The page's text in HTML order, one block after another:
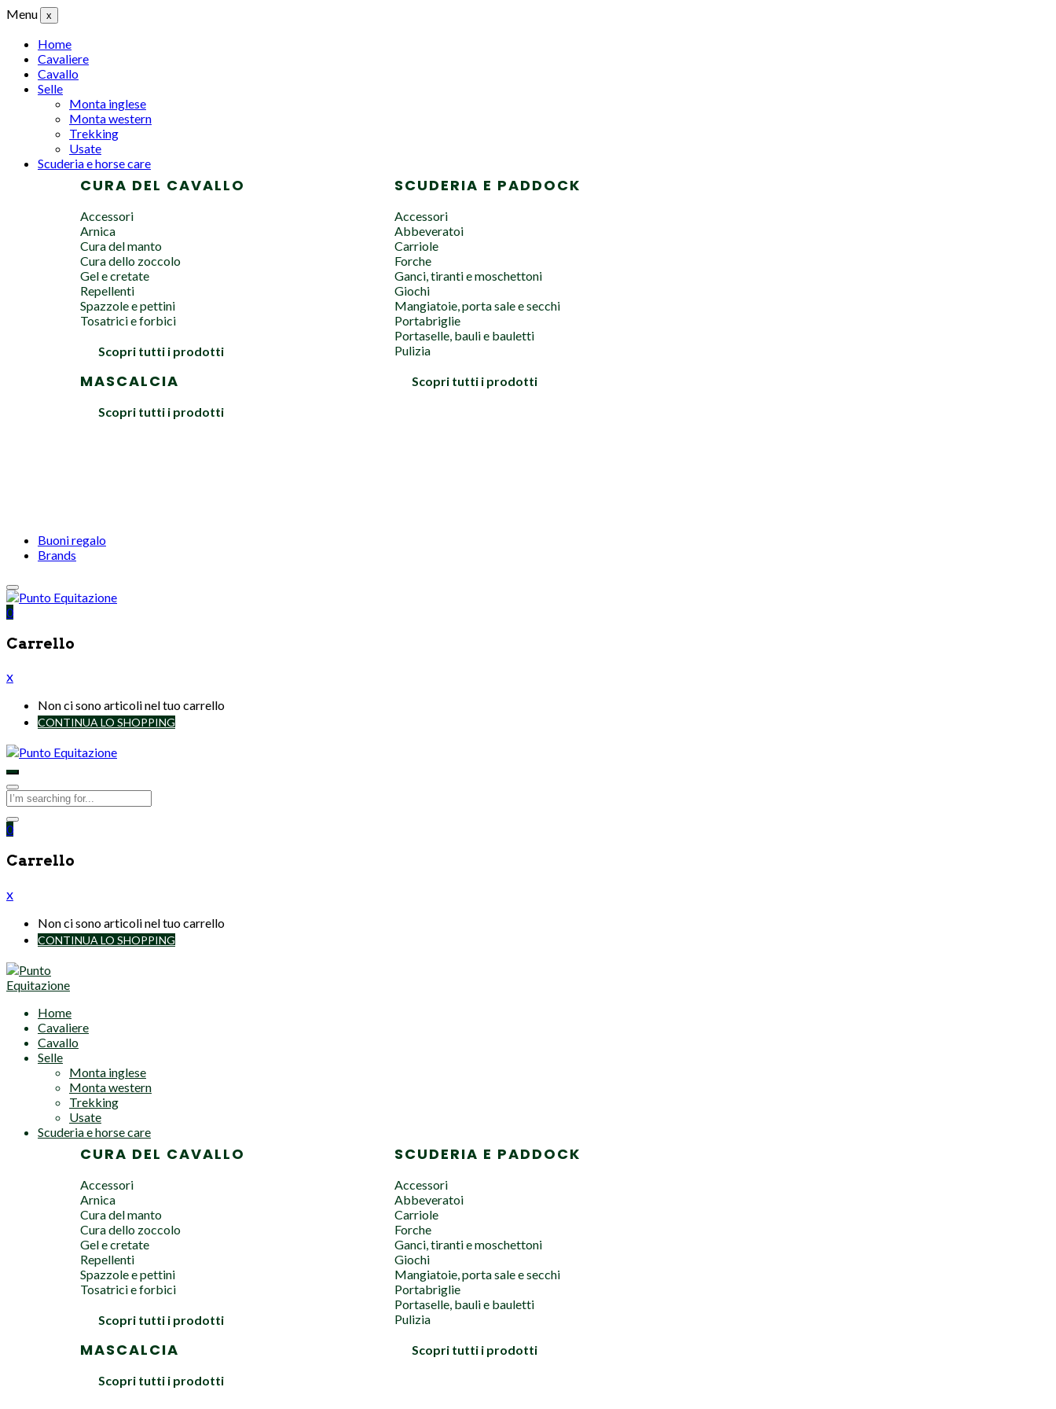
Menu x
Home
Cavaliere
Cavallo
Selle
Monta inglese
Monta western
Trekking
Usate
Scuderia e horse care
CURA DEL CAVALLO
Accessori
Arnica
Cura del manto
Cura dello zoccolo
Gel e cretate
Repellenti
Spazzole e pettini
Tosatrici e forbici
Scopri tutti i prodotti
MASCALCIA
Scopri tutti i prodotti
SCUDERIA E PADDOCK
Accessori
Abbeveratoi
Carriole
Forche
Ganci, tiranti e moschettoni
Giochi
Mangiatoie, porta sale e secchi
Portabriglie
Portaselle, bauli e bauletti
Pulizia
Scopri tutti i prodotti
Buoni regalo
Brands
0
Carrello
x
Non ci sono articoli nel tuo carrello
CONTINUA LO SHOPPING
0
Carrello
x
Non ci sono articoli nel tuo carrello
CONTINUA LO SHOPPING
Home
Cavaliere
Cavallo
Selle
Monta inglese
Monta western
Trekking
Usate
Scuderia e horse care
CURA DEL CAVALLO
Accessori
Arnica
Cura del manto
Cura dello zoccolo
Gel e cretate
Repellenti
Spazzole e pettini
Tosatrici e forbici
Scopri tutti i prodotti
MASCALCIA
Scopri tutti i prodotti
SCUDERIA E PADDOCK
Accessori
Abbeveratoi
Carriole
Forche
Ganci, tiranti e moschettoni
Giochi
Mangiatoie, porta sale e secchi
Portabriglie
Portaselle, bauli e bauletti
Pulizia
Scopri tutti i prodotti